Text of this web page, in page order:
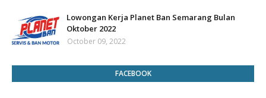
Lowongan Kerja Planet Ban Semarang Bulan
Oktober 2022
October 09, 2022
FACEBOOK